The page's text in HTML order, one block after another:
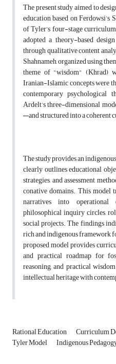
The present study aimed to
education based on
of Tyler’s four-stage
adopted a theory-based
through qualitative content
Shahnameh, organized using
theme of "wisdom" (Khrad)
Iranian-Islamic concepts were
contemporary psychological
Ardelt’s three-dimensional
—and structured into a
The study provides an
clearly outlines educational
strategies, and assessment
conative domains. This model
narratives into operational
philosophical inquiry circles,
social projects. The findings
rich and indigenous framework
proposed model provides
and practical roadmap for
reasoning, and practical
intellectual heritage with
Rational Education Curriculum
Tyler Model Indigenous